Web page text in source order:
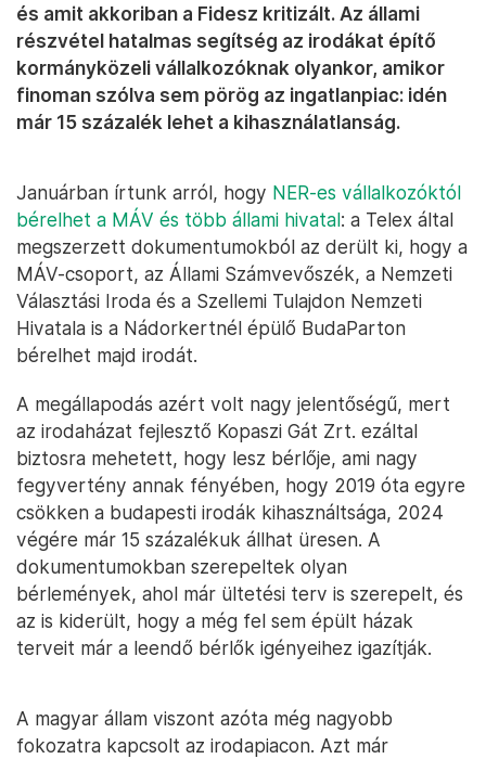
és amit akkoriban a Fidesz kritizált. Az állami
részvétel hatalmas segítség az irodákat építő
kormányközeli vállalkozóknak olyankor, amikor
finoman szólva sem pörög az ingatlanpiac: idén
már 15 százalék lehet a kihasználatlanság.
Januárban írtunk arról, hogy NER-es vállalkozóktól
bérelhet a MÁV és több állami hivatal: a Telex által
megszerzett dokumentumokból az derült ki, hogy a
MÁV-csoport, az Állami Számvevőszék, a Nemzeti
Választási Iroda és a Szellemi Tulajdon Nemzeti
Hivatala is a Nádorkertnél épülő BudaParton
bérelhet majd irodát.
A megállapodás azért volt nagy jelentőségű, mert
az irodaházat fejlesztő Kopaszi Gát Zrt. ezáltal
biztosra mehetett, hogy lesz bérlője, ami nagy
fegyvertény annak fényében, hogy 2019 óta egyre
csökken a budapesti irodák kihasználtsága, 2024
végére már 15 százalékuk állhat üresen. A
dokumentumokban szerepeltek olyan
bérlemények, ahol már ültetési terv is szerepelt, és
az is kiderült, hogy a még fel sem épült házak
terveit már a leendő bérlők igényeihez igazítják.
A magyar állam viszont azóta még nagyobb
fokozatra kapcsolt az irodapiacon. Azt már